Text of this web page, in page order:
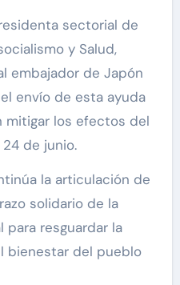
sectorial de
y Salud,
embajador de Japón
envío de esta ayuda
mitigar los efectos del
de junio.
la articulación de
solidario de la
resguardar la
bienestar del pueblo